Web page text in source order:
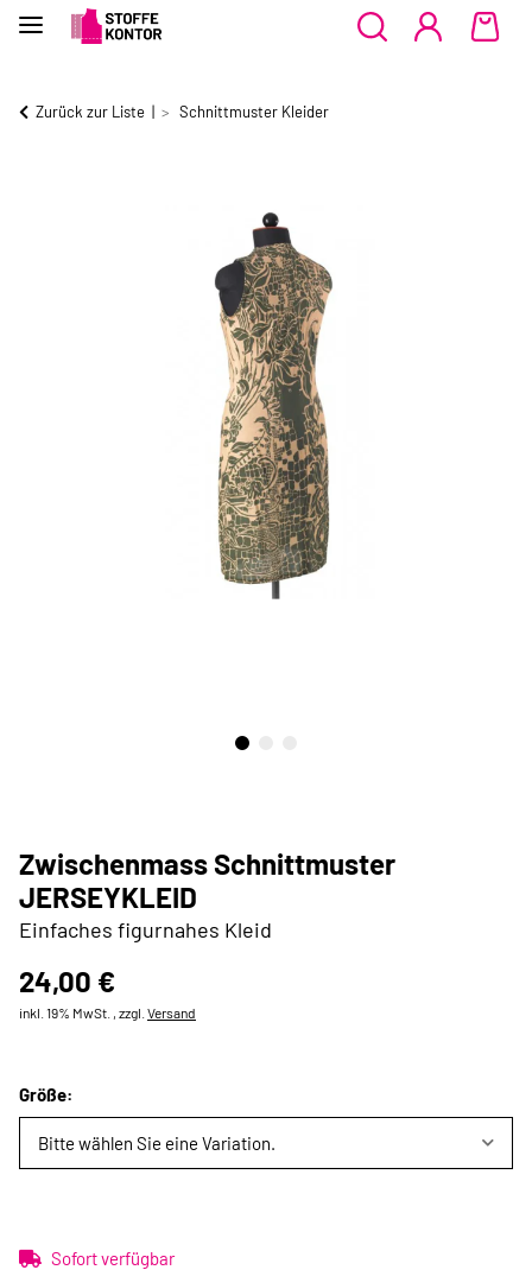
Zurück zur Liste Schnittmuster Kleider
Zwischenmass Schnittmuster
JERSEYKLEID
Einfaches figurnahes Kleid
24,00 €
inkl. 19% MwSt. , zzgl. Versand
Größe:
Bitte wählen Sie eine Variation.
Sofort verfügbar